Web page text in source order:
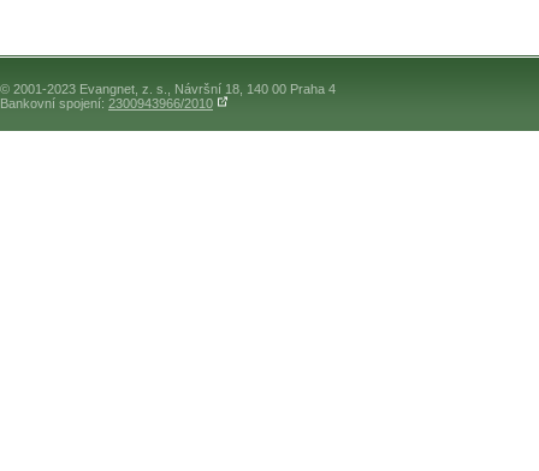
© 2001-2023 Evangnet, z. s., Návršní 18, 140 00 Praha 4
Bankovní spojení: 2300943966/2010